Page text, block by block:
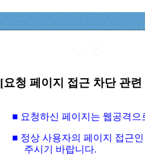
[요청 페이지 접근 차단 관
■ 요청하신 페이지는 웹공격
■ 정상 사용자의 페이지 접근
주시기 바랍니다.